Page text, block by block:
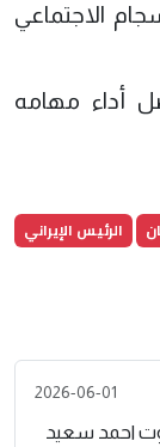
الاجتماعي
أداء مهامه
الرئيس الإيراني
2026-06-01
احمد سعيد